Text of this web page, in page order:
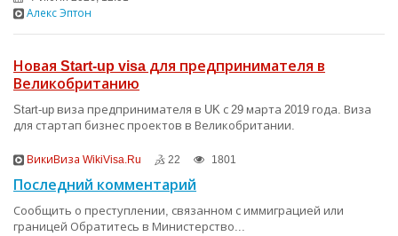
Алекс Эптон
Новая Start-up visa для предпринимателя в
Великобританию
Start-up виза предпринимателя в UK с 29 марта 2019 года. Виза
для стартап бизнес проектов в Великобритании.
ВикиВиза WikiVisa.Ru 22 1801
Последний комментарий
Сообщить о преступлении, связанном с иммиграцией или
границей Обратитесь в Министерство...